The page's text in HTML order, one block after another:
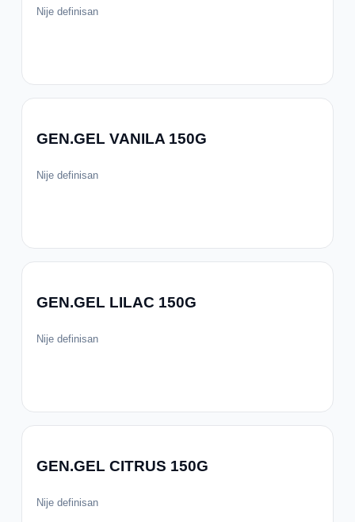
Nije definisan
GEN.GEL VANILA 150G
Nije definisan
GEN.GEL LILAC 150G
Nije definisan
GEN.GEL CITRUS 150G
Nije definisan